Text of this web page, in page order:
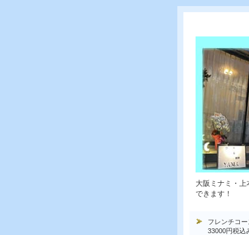
大阪ミナミ・
できます！
フレンチコ
33000円税込